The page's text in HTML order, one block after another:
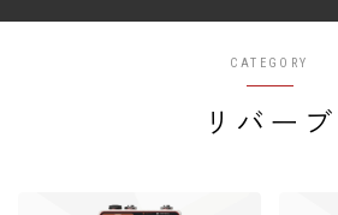
モジュレーション
チューナー
CATEGORY
リバーブ